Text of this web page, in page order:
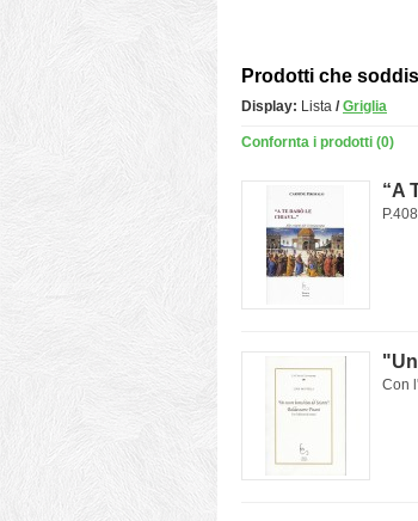
Prodotti che
Display: Lista / Griglia
Confornta i prodotti (0)
“A
Con